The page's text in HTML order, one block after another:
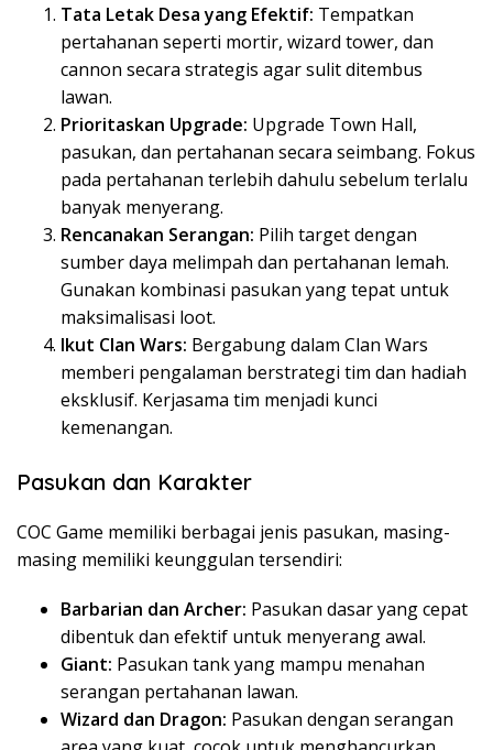
Tata Letak Desa yang Efektif: Tempatkan
pertahanan seperti mortir, wizard tower, dan
cannon secara strategis agar sulit ditembus
lawan.
Prioritaskan Upgrade: Upgrade Town Hall,
pasukan, dan pertahanan secara seimbang. Fokus
pada pertahanan terlebih dahulu sebelum terlalu
banyak menyerang.
Rencanakan Serangan: Pilih target dengan
sumber daya melimpah dan pertahanan lemah.
Gunakan kombinasi pasukan yang tepat untuk
maksimalisasi loot.
Ikut Clan Wars: Bergabung dalam Clan Wars
memberi pengalaman berstrategi tim dan hadiah
eksklusif. Kerjasama tim menjadi kunci
kemenangan.
Pasukan dan Karakter
COC Game memiliki berbagai jenis pasukan, masing-
masing memiliki keunggulan tersendiri:
Barbarian dan Archer: Pasukan dasar yang cepat
dibentuk dan efektif untuk menyerang awal.
Giant: Pasukan tank yang mampu menahan
serangan pertahanan lawan.
Wizard dan Dragon: Pasukan dengan serangan